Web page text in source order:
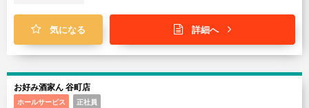
気になる 詳細へ
お好み酒家ん 谷町店
ホールサービス 正社員